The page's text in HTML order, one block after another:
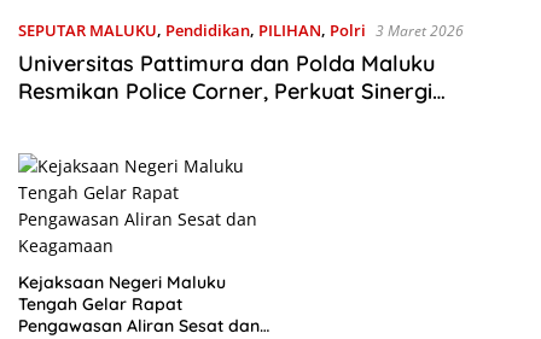
SEPUTAR MALUKU, Pendidikan, PILIHAN, Polri 3 Maret 2026
Universitas Pattimura dan Polda Maluku
Resmikan Police Corner, Perkuat Sinergi
Kejaksaan Negeri Maluku
Tengah Gelar Rapat
Pengawasan Aliran Sesat dan